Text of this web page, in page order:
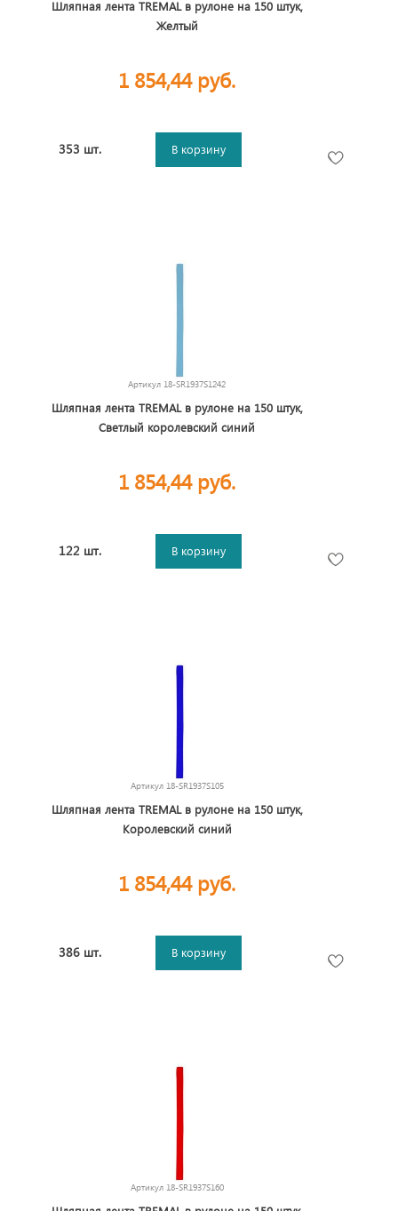
Шляпная лента TREMAL в рулоне на 150 штук,
Желтый
1 854,44 руб.
353 шт. В корзину
Артикул 18-SR1937S1242
Шляпная лента TREMAL в рулоне на 150 штук,
Светлый королевский синий
1 854,44 руб.
122 шт. В корзину
Артикул 18-SR1937S105
Шляпная лента TREMAL в рулоне на 150 штук,
Королевский синий
1 854,44 руб.
386 шт. В корзину
Артикул 18-SR1937S160